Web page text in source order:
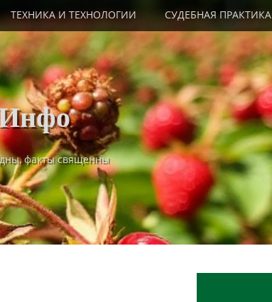
ТЕХНИКА И ТЕХНОЛОГИИ СУДЕБНАЯ ПРАКТИКА
факты священны